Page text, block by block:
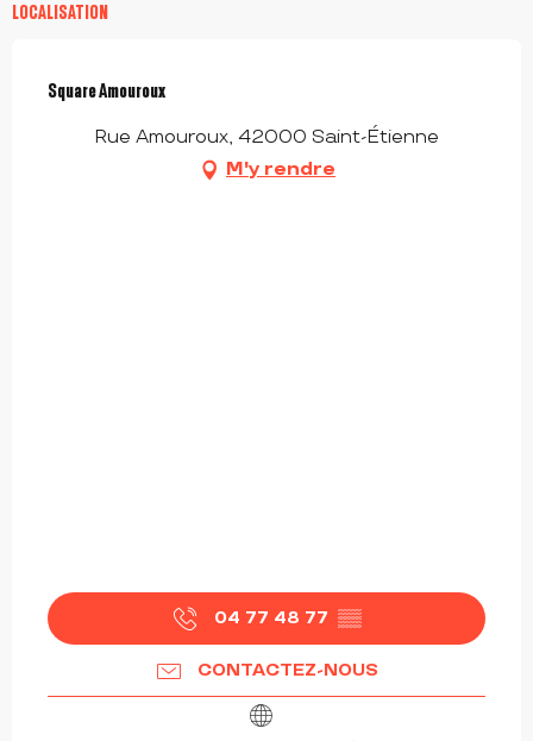
LOCALISATION
Square Amouroux
Rue Amouroux, 42000 Saint-Étienne
M'y rendre
04 77 48 77 ▒▒
CONTACTEZ-NOUS